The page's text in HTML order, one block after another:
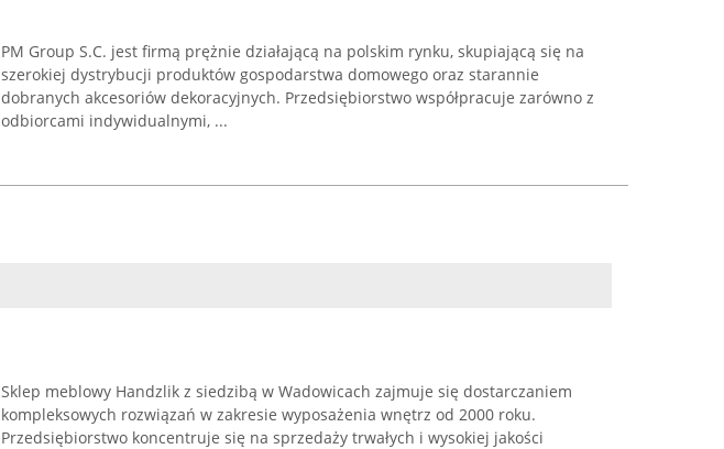
PM Group S.C. jest firmą prężnie działającą na polskim rynku, skupiającą się na
szerokiej dystrybucji produktów gospodarstwa domowego oraz starannie
dobranych akcesoriów dekoracyjnych. Przedsiębiorstwo współpracuje zarówno z
odbiorcami indywidualnymi, ...
Sklep meblowy Handzlik z siedzibą w Wadowicach zajmuje się dostarczaniem
kompleksowych rozwiązań w zakresie wyposażenia wnętrz od 2000 roku.
Przedsiębiorstwo koncentruje się na sprzedaży trwałych i wysokiej jakości